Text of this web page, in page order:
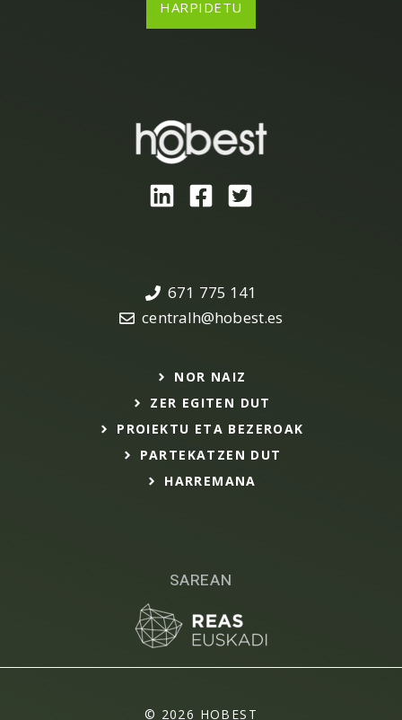
SAREAN
671 775 141
centralh@hobest.es
NOR NAIZ
ZER EGITEN DUT
PROIEKTU ETA BEZEROAK
PARTEKATZEN DUT
HARREMANA
© 2026 HOBEST